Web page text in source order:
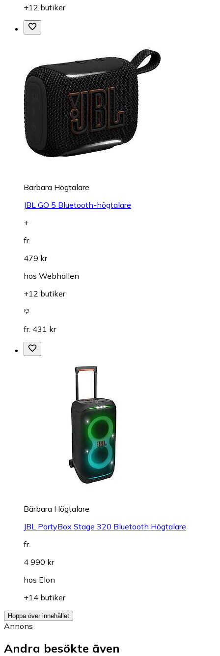
+12 butiker
Bärbara Högtalare
JBL GO 5 Bluetooth-högtalare
+
fr.
479 kr
hos Webhallen
+12 butiker
fr. 431 kr
Bärbara Högtalare
JBL PartyBox Stage 320 Bluetooth Högtalare
fr.
4 990 kr
hos Elon
+14 butiker
Hoppa över innehållet
Annons
Andra besökte även